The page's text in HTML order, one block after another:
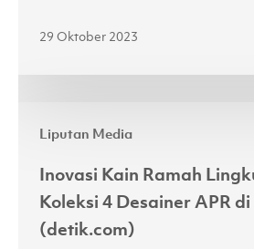
Dibawa
Panggung
JFW
2024
(fimela.com)
29 Oktober 2023
Liputan Media
Kain
Ramah
Lingkungan
Koleksi
Inovasi Kain Ramah
Koleksi 4 Desainer APR
(detik.com)